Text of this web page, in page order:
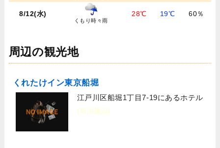
8/12(水)
くもり時々雨
28℃ 19℃ 60％
周辺の観光地
くれたけイン東京船堀
江戸川区船堀1丁目7-19にあるホテル
[宿泊施設]